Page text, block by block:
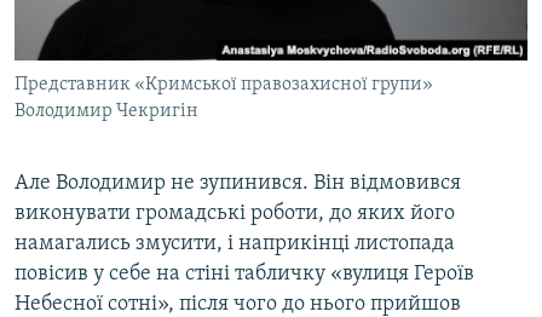
Представник «Кримської правозахисної групи»
Володимир Чекригін
Але Володимир не зупинився. Він відмовився
виконувати громадські роботи, до яких його
намагались змусити, і наприкінці листопада
повісив у себе на стіні табличку «вулиця Героїв
Небесної сотні», після чого до нього прийшов